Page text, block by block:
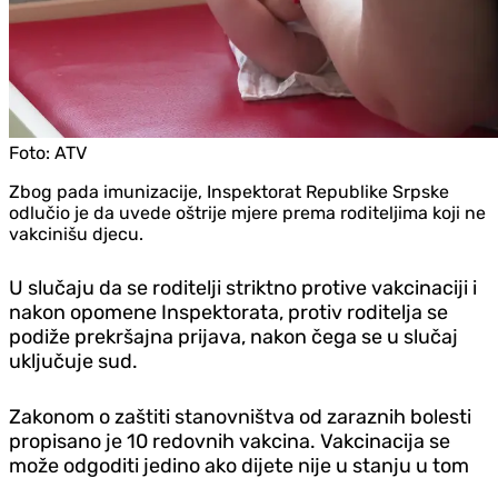
Foto: ATV
Zbog pada imunizacije, Inspektorat Republike Srpske
odlučio je da uvede oštrije mjere prema roditeljima koji ne
vakcinišu djecu.
U slučaju da se roditelji striktno protive vakcinaciji i
nakon opomene Inspektorata, protiv roditelja se
podiže prekršajna prijava, nakon čega se u slučaj
uključuje sud.
Zakonom o zaštiti stanovništva od zaraznih bolesti
propisano je 10 redovnih vakcina. Vakcinacija se
može odgoditi jedino ako dijete nije u stanju u tom